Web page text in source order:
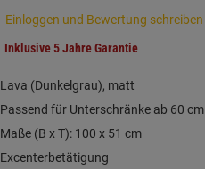
Einloggen und Bewertung schreiben
Inklusive 5 Jahre Garantie
Lava (Dunkelgrau), matt
Passend für Unterschränke ab 60 cm
Maße (B x T): 100 x 51 cm
Excenterbetätigung